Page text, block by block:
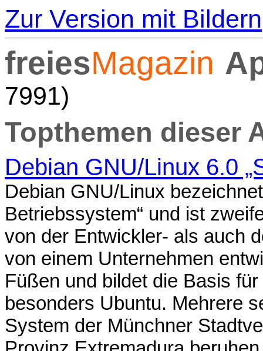
Zur Version mit Bildern
freiesMagazin
7991)
Topthemen dieser
Debian GNU/Linux 6.0
Debian GNU/Linux
Betriebssystem“ und ist
von der Entwickler- als auch
von einem Unternehmen
Füßen und bildet die Basis
besonders Ubuntu. Mehrere
System der Münchner